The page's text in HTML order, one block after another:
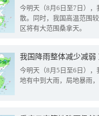
今明天（8月6日至7日）
散。同时，我国高温范围
区将有大范围桑拿天。
我国降雨整体减少减弱
今明天（8月5日至6日）
地有中到大雨，局地暴雨